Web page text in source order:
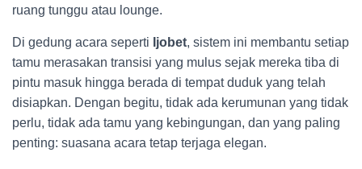
ruang tunggu atau lounge.
Di gedung acara seperti Ijobet, sistem ini membantu setiap
tamu merasakan transisi yang mulus sejak mereka tiba di
pintu masuk hingga berada di tempat duduk yang telah
disiapkan. Dengan begitu, tidak ada kerumunan yang tidak
perlu, tidak ada tamu yang kebingungan, dan yang paling
penting: suasana acara tetap terjaga elegan.